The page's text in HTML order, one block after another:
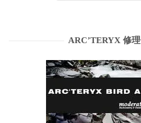
ARC’TERYX 修